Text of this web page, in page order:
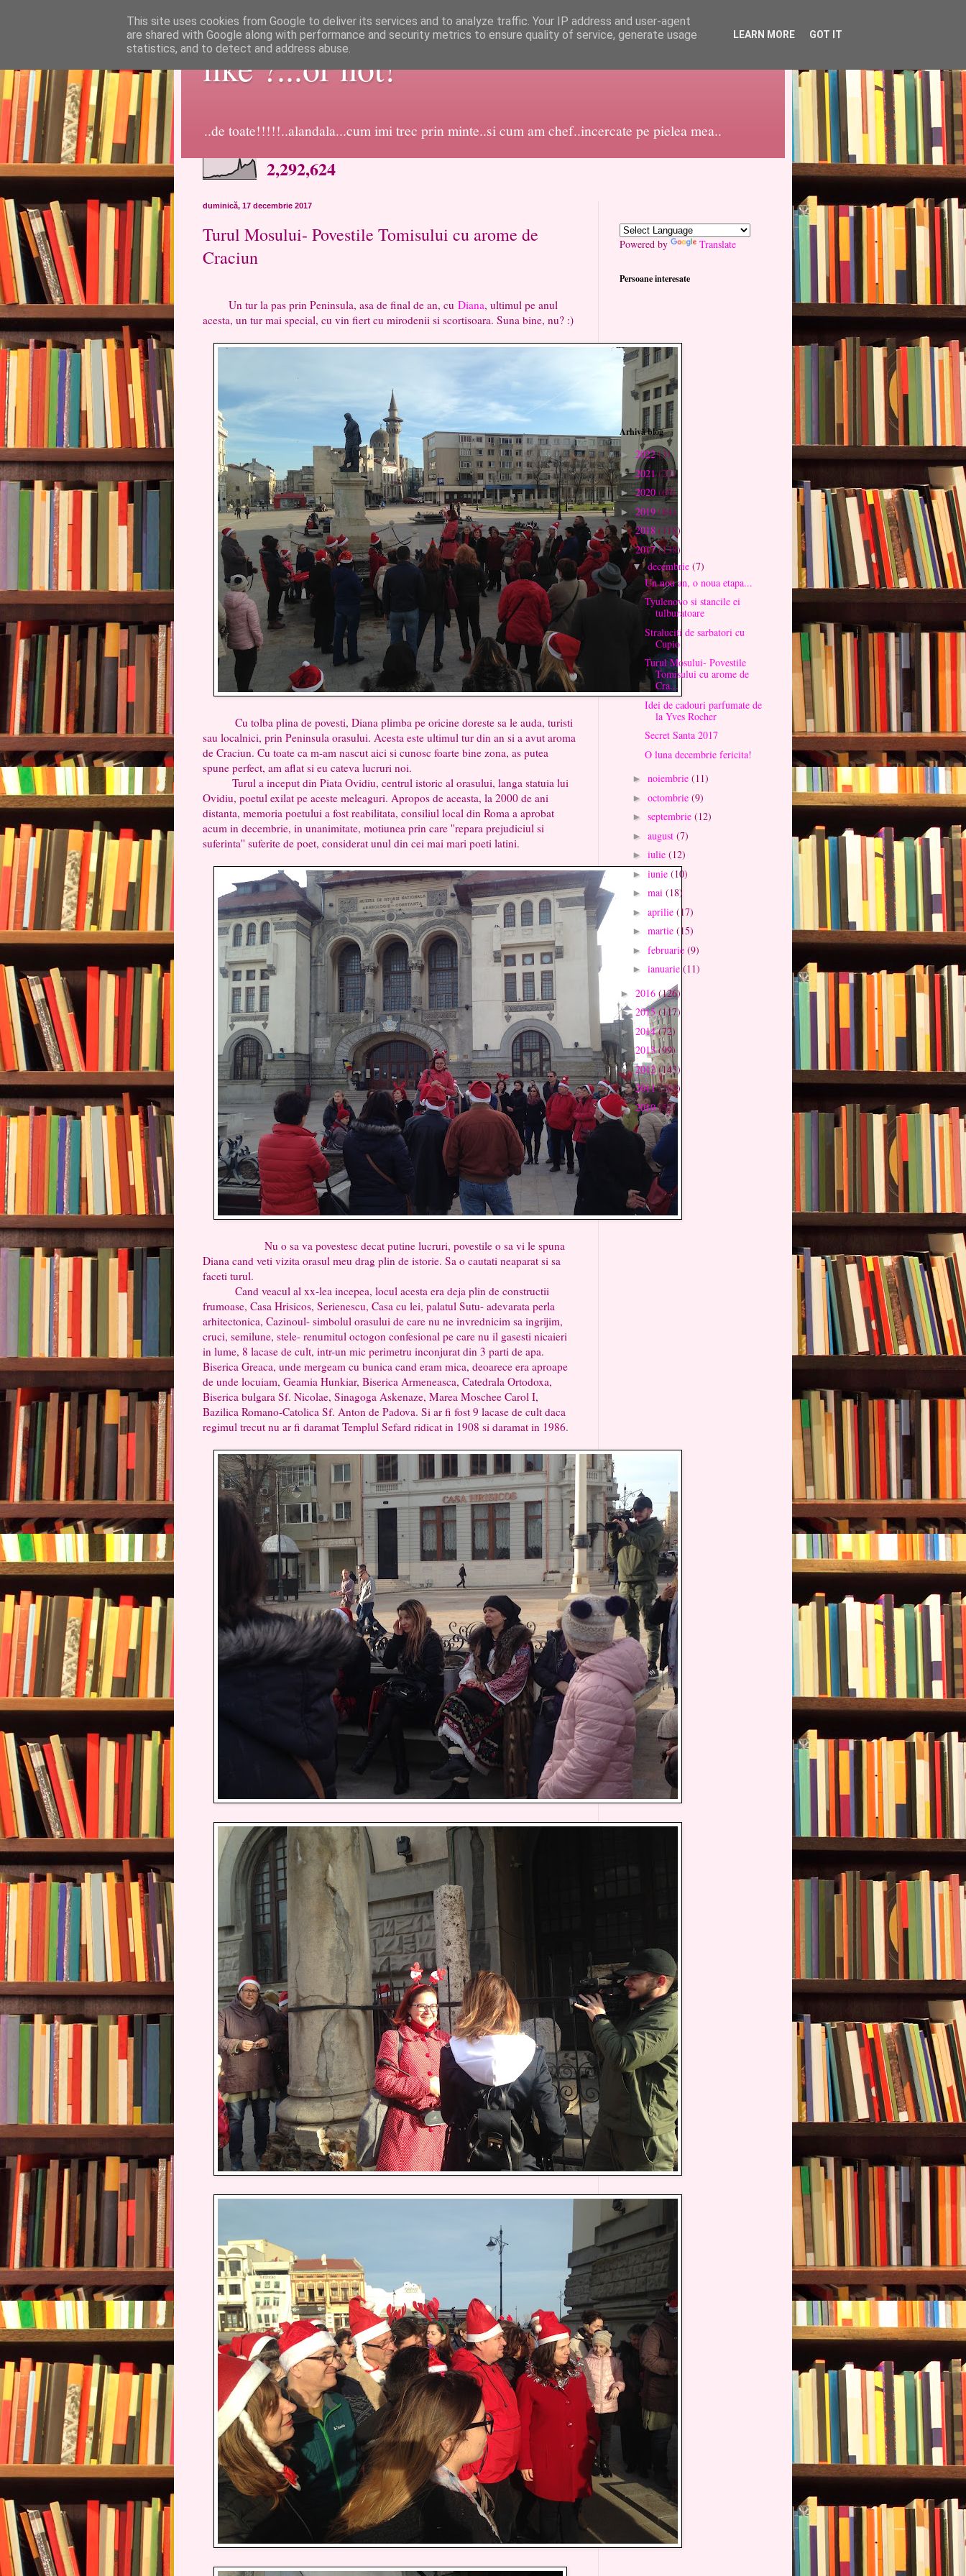
like ?...or not!
..de toate!!!!!..alandala...cum imi trec prin minte..si cum am chef..incercate pe pielea mea..
2,292,624
duminică, 17 decembrie 2017
Turul Mosului- Povestile Tomisului cu arome de
Craciun
Un tur la pas prin Peninsula, asa de final de an, cu Diana, ultimul pe anul
acesta, un tur mai special, cu vin fiert cu mirodenii si scortisoara. Suna bine, nu? :)
Cu tolba plina de povesti, Diana plimba pe oricine doreste sa le auda, turisti
sau localnici, prin Peninsula orasului. Acesta este ultimul tur din an si a avut aroma
de Craciun. Cu toate ca m-am nascut aici si cunosc foarte bine zona, as putea
spune perfect, am aflat si eu cateva lucruri noi.
Turul a inceput din Piata Ovidiu, centrul istoric al orasului, langa statuia lui
Ovidiu, poetul exilat pe aceste meleaguri. Apropos de aceasta, la 2000 de ani
distanta, memoria poetului a fost reabilitata, consiliul local din Roma a aprobat
acum in decembrie, in unanimitate, motiunea prin care ''repara prejudiciul si
suferinta'' suferite de poet, considerat unul din cei mai mari poeti latini.
Nu o sa va povestesc decat putine lucruri, povestile o sa vi le spuna
Diana cand veti vizita orasul meu drag plin de istorie. Sa o cautati neaparat si sa
faceti turul.
Cand veacul al xx-lea incepea, locul acesta era deja plin de constructii
frumoase, Casa Hrisicos, Serienescu, Casa cu lei, palatul Sutu- adevarata perla
arhitectonica, Cazinoul- simbolul orasului de care nu ne invrednicim sa ingrijim,
cruci, semilune, stele- renumitul octogon confesional pe care nu il gasesti nicaieri
in lume, 8 lacase de cult, intr-un mic perimetru inconjurat din 3 parti de apa.
Biserica Greaca, unde mergeam cu bunica cand eram mica, deoarece era aproape
de unde locuiam, Geamia Hunkiar, Biserica Armeneasca, Catedrala Ortodoxa,
Biserica bulgara Sf. Nicolae, Sinagoga Askenaze, Marea Moschee Carol I,
Bazilica Romano-Catolica Sf. Anton de Padova. Si ar fi fost 9 lacase de cult daca
regimul trecut nu ar fi daramat Templul Sefard ridicat in 1908 si daramat in 1986.
Powered by Translate
Persoane interesate
Arhivă blog
► 2022(3)
►2021(22)
►2020 (69)
► 2019 (84)
► 2018 (118)
▼2017(138)
▼decembrie (7)
Un nou an, o noua etapa...
Tyulenovo si stancile ei
tulburatoare
Straluciti de sarbatori cu
Cupio
Turul Mosului- Povestile
Tomisului cu arome de
Cra...
Idei de cadouri parfumate de
la Yves Rocher
Secret Santa 2017
O luna decembrie fericita!
► noiembrie (11)
► octombrie (9)
► septembrie (12)
► august (7)
► iulie (12)
► iunie (10)
► mai (18)
► aprilie (17)
► martie (15)
► februarie (9)
► ianuarie (11)
► 2016 (126)
► 2015(117)
►2014(72)
►2013(99)
►2012(143)
►2011(283)
►2010(52)
This site uses cookies from Google to deliver its services and to analyze traffic. Your IP address and user-agent
are shared with Google along with performance and security metrics to ensure quality of service, generate usage
statistics, and to detect and address abuse.
LEARN MORE GOT IT